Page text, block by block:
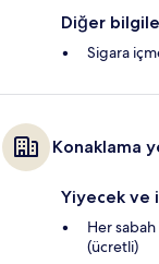
Diğer
Sigara
Konaklama
Yiyecek ve
Her sabah
(ücretli)